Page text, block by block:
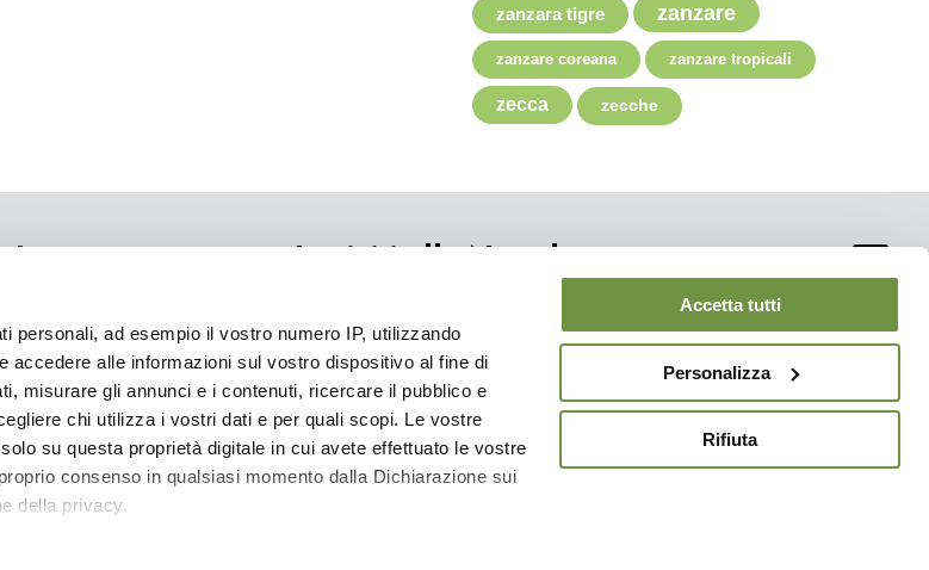
personali, ad esempio il vostro numero IP, utilizzando
accedere alle informazioni sul vostro dispositivo al fine di
misurare gli annunci e i contenuti, ricercare il pubblico e
chi utilizza i vostri dati e per quali scopi. Le vostre
su questa proprietà digitale in cui avete effettuato le vostre
consenso in qualsiasi momento dalla Dichiarazione sui
della privacy.
Accetta tutti
Personalizza
Rifiuta
zanzara tigre zanzare
zanzare coreana zanzare tropicali
zecca zecche
Iscriviti alla Newsletter
Compila il modulo e ricevi consigli e informazioni utili per te e la
tua famiglia.